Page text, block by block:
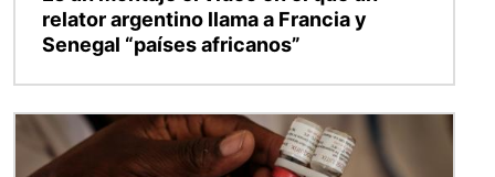
relator argentino llama a Francia y
Senegal “países africanos”
Imagen